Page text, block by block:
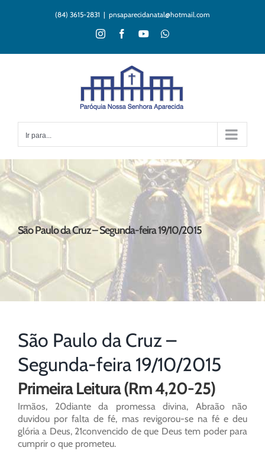
(84) 3615-2831 | pnsaparecidanatal@hotmail.com
InstagramFacebookYouTubeWhatsApp
Ir para...
São Paulo da Cruz – Segunda-feira 19/10/2015
São Paulo da Cruz –
Segunda-feira 19/10/2015
Primeira Leitura (Rm 4,20-25)
Irmãos, 20diante da promessa divina, Abraão não
duvidou por falta de fé, mas revigorou-se na fé e deu
glória a Deus, 21convencido de que Deus tem poder para
cumprir o que prometeu.